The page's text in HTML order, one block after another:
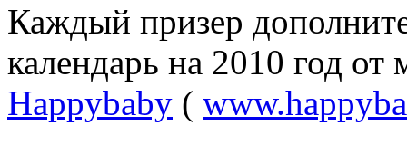
Каждый призер
календарь на 2010 год от
Happybaby (